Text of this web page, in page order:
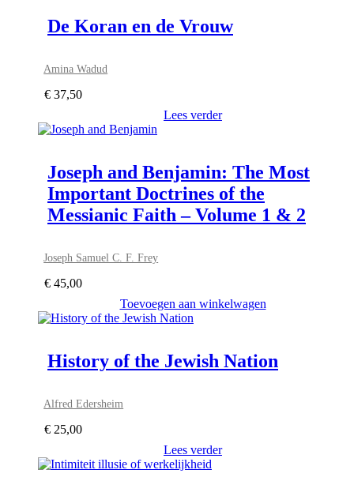
De Koran en de Vrouw
Amina Wadud
€ 37,50
Lees verder
Joseph and Benjamin: The Most
Important Doctrines of the
Messianic Faith – Volume 1 & 2
Joseph Samuel C. F. Frey
€ 45,00
Toevoegen aan winkelwagen
History of the Jewish Nation
Alfred Edersheim
€ 25,00
Lees verder